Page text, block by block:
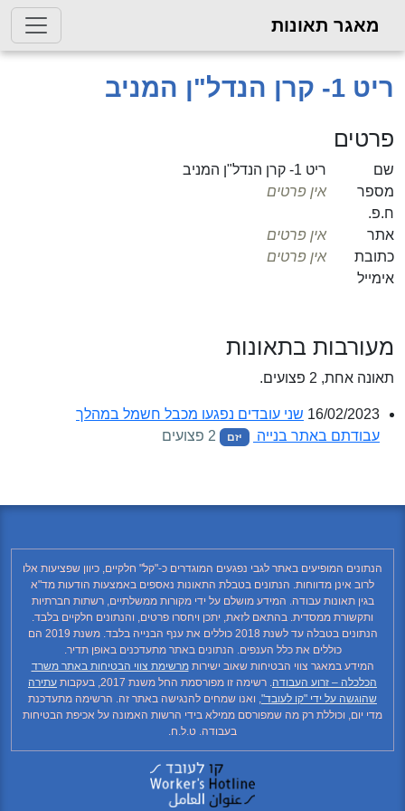
מאגר תאונות
ריט 1- קרן הנדל"ן המניב
פרטים
שם
ריט 1- קרן הנדל"ן המניב
מספר
ח.פ.
אין פרטים
אתר
אין פרטים
כתובת
אימייל
אין פרטים
מעורבות בתאונות
תאונה אחת, 2 פצועים.
16/02/2023 שני עובדים נפגעו מכבל חשמל במהלך
עבודתם באתר בנייה
יזם 2 פצועים
הנתונים המופיעים באתר לגבי נפגעים המוגדרים כ-"קל" חלקיים, כיוון שפציעות אלו
לרוב אינן מדווחות. הנתונים בטבלת התאונות נאספים באמצעות הודעות מד"א
בגין תאונות עבודה. המידע מושלם על ידי מקורות ממשלתיים, רשתות חברתיות
ותקשורת ממסדית. בהתאם לזאת, יתכן ויחסרו פרטים, והנתונים חלקיים בלבד.
הנתונים בטבלה עד לשנת 2018 כוללים את ענף הבנייה בלבד. משנת 2019 הם
כוללים את כלל הענפים. הנתונים באתר מתעדכנים באופן תדיר.
המידע במאגר צווי הבטיחות שאוב ישירותמרשימת צווי הבטיחות באתר משרד
הכלכלה – זרוע העבודה. רשימה זו מפורסמת החל משנת 2017, בעקבות
עתירה
שהוגשה על ידי "קו לעובד", ואנו שמחים להנגישה באתר זה. הרשימה מתעדכנת
מדי יום, וכוללת רק מה שמפורסם ממילא בידי הרשות האמונה על אכיפת הבטיחות
בעבודה. ט.ל.ח.